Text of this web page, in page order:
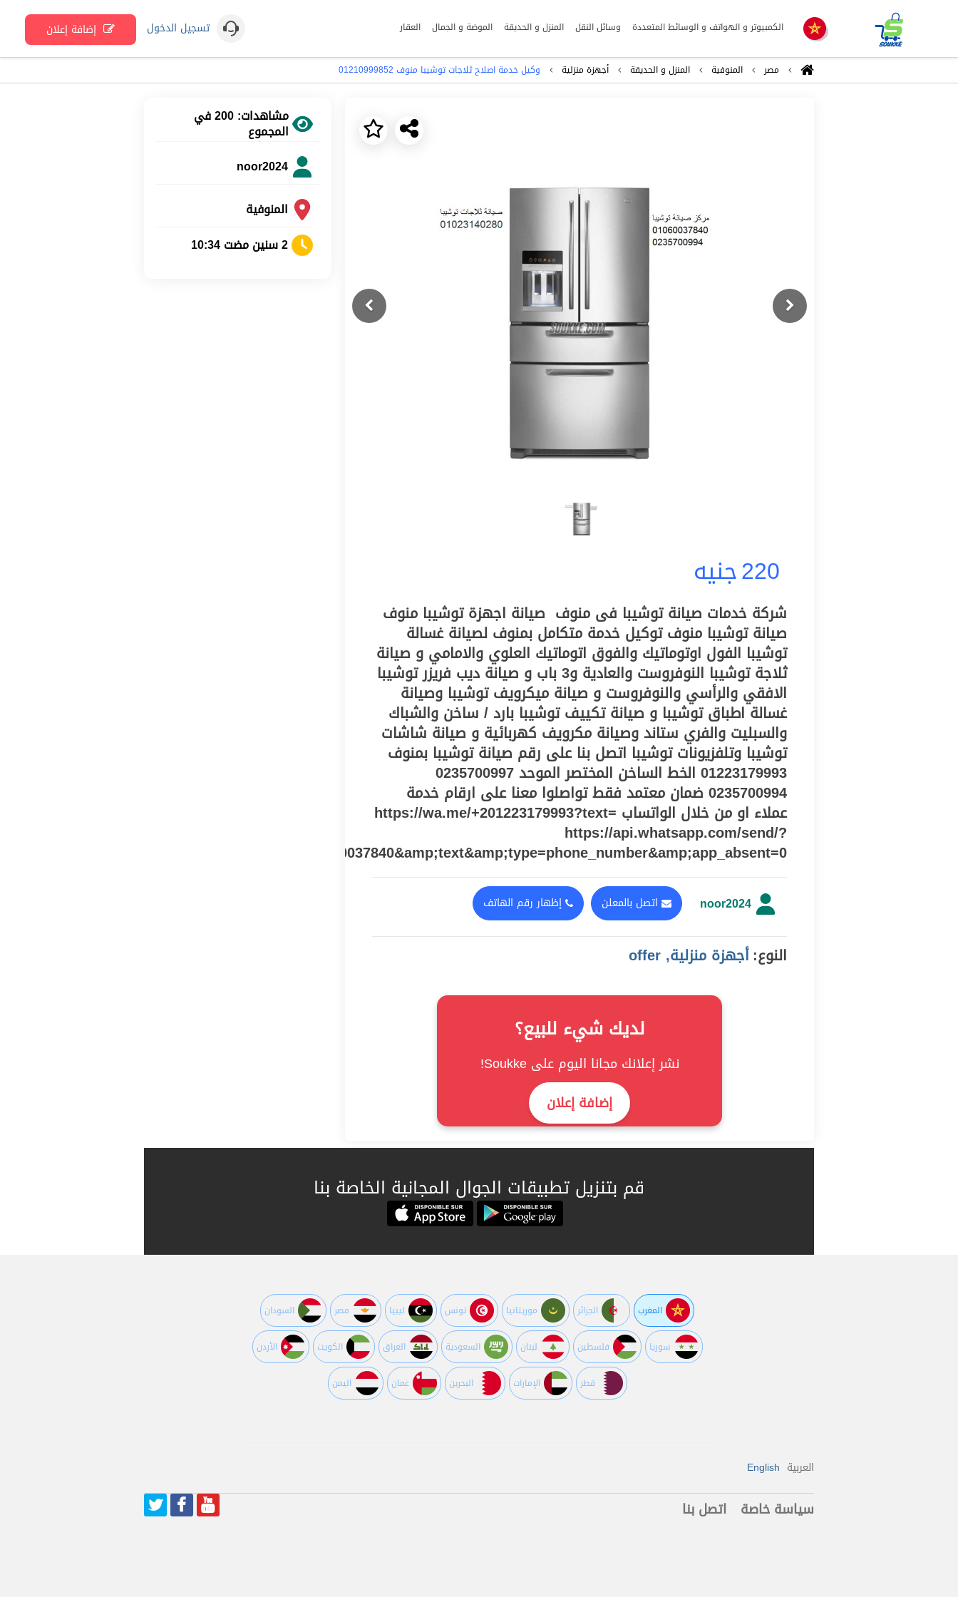
الكمبيوتر و الهواتف و الوسائط المتعددة وسائل النقل المنزل و الحديقة الموضة و الجمال العقار تسجيل الدخول إضافة إعلان
مصر المنوفية المنزل و الحديقة أجهزة منزلية وكيل خدمة اصلاح ثلاجات توشيبا منوف ‎ 01210999852
Previous
Next
220جنيه
صيانة توشيبا منوف‎ توكيل خدمة متكامل بمنوف‎ لصيانة غسالة
توشيبا الفول اوتوماتيك والفوق اتوماتيك العلوي والامامي و صيانة
ثلاجة توشيبا النوفروست والعادية و3 باب و صيانة ديب فريزر توشيبا
الافقي والرأسي والنوفروست و صيانة ميكرويف توشيبا وصيانة
غسالة اطباق توشيبا و صيانة تكييف توشيبا بارد / ساخن والشباك
والسبليت والفري ستاند وصيانة مكرويف كهربائية و صيانة شاشات
01223179993 الخط الساخن المختصر الموحد 0235700997
0235700994 ضمان معتمد فقط تواصلوا معنا على ارقام خدمة
عملاء او من خلال الواتساب https://wa.me/+201223179993?text=
https://api.whatsapp.com/send/?
phone=%2B201060037840&amp;text&amp;type=phone_number&amp;app_absent=0
noor2024 اتصل بالمعلن إظهار رقم الهاتف
النوع:أجهزة منزلية, offer
لديك شيء للبيع؟
نشر إعلانك مجانا اليوم على Soukke!
إضافة إعلان
مشاهدات: 200 في
المجموع
noor2024
المنوفية
2 سنين مضت 10:34
قم بتنزيل تطبيقات الجوال المجانية الخاصة بنا
المغرب الجزائر موريتانيا تونس ليبيا مصر السودان
سوريا فلسطين لبنان السعودية العراق الكويت اﻷردن
قطر اﻹمارات البحرين عمان اليمن
العربية English
سياسة خاصة اتصل بنا